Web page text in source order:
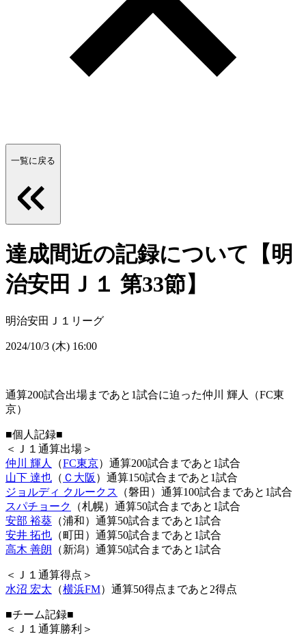
一覧に戻る
達成間近の記録について【明
治安田Ｊ１ 第33節】
明治安田Ｊ１リーグ
2024/10/3 (木) 16:00
通算200試合出場まであと1試合に迫った仲川 輝人（FC東
京）
■個人記録■
＜Ｊ１通算出場＞
仲川 輝人
（FC東京）通算200試合まであと1試合
山下 達也 （ Ｃ大阪 ）通算150試合まであと1試合
ジョルディ クルークス
（磐田）通算100試合まであと1試合
スパチョーク
（札幌）通算50試合まであと1試合
安部 裕葵 （浦和）通算50試合まであと1試合
安井 拓也 （町田）通算50試合まであと1試合
高木 善朗 （新潟）通算50試合まであと1試合
＜Ｊ１通算得点＞
水沼 宏太 （横浜FM）通算50得点まであと2得点
■チーム記録■
＜Ｊ１通算勝利＞